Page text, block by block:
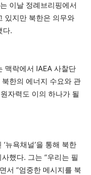
이날 정례브리핑에서
있지만 북한은 의무와
다.
맥락에서 IAEA 사찰단
한의 에너지 수요와 관
자력도 이의 하나가 될
뉴욕채널’을 통해 북한
했다. 그는 “우리는 필
서 “엄중한 메시지를 북